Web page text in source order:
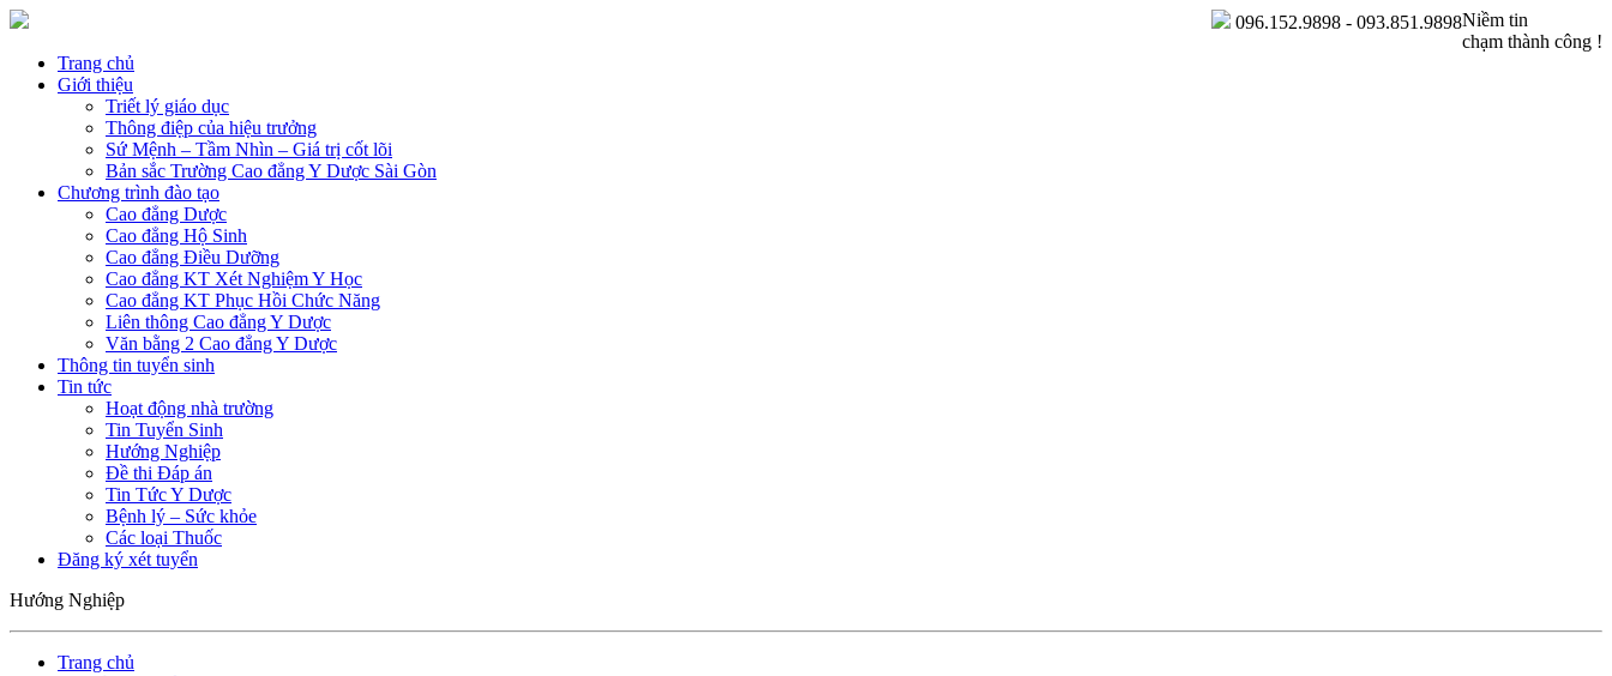
Niềm tin
chạm thành công !
096.152.9898 - 093.851.9898
Trang chủ
Giới thiệu
Triết lý giáo dục
Thông điệp của hiệu trưởng
Sứ Mệnh – Tầm Nhìn – Giá trị cốt lõi
Bản sắc Trường Cao đẳng Y Dược Sài Gòn
Chương trình đào tạo
Cao đẳng Dược
Cao đẳng Hộ Sinh
Cao đẳng Điều Dưỡng
Cao đẳng KT Xét Nghiệm Y Học
Cao đẳng KT Phục Hồi Chức Năng
Liên thông Cao đẳng Y Dược
Văn bằng 2 Cao đẳng Y Dược
Thông tin tuyển sinh
Tin tức
Hoạt động nhà trường
Tin Tuyển Sinh
Hướng Nghiệp
Đề thi Đáp án
Tin Tức Y Dược
Bệnh lý – Sức khỏe
Các loại Thuốc
Đăng ký xét tuyển
Hướng Nghiệp
Trang chủ